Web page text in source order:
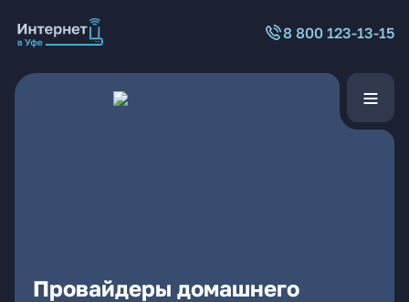
8 800 123-13-15
Провайдеры домашнего